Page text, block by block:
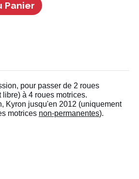
Panier
pour passer de 2 roues
libre) à 4 roues motrices.
Kyron jusqu'en 2012 (uniquement
motrices non-permanentes).